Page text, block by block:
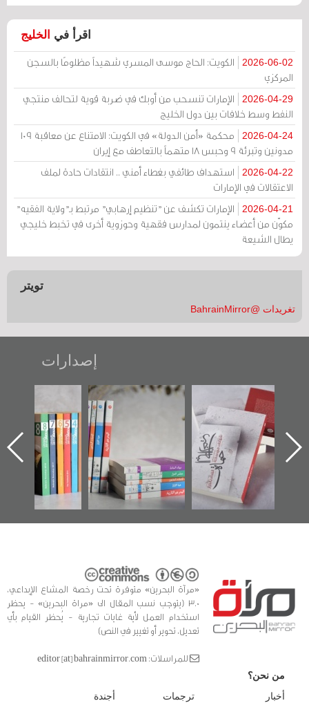
اقرأ في الخليج
2026-06-02
الكويت: الحاج موسى المسري شهيداً مظلومًا بالسجن
المركزي
2026-04-29
الإمارات تنسحب من أوبك في ضربة قوية لتحالف منتجي
النفط وسط خلافات بين دول الخليج
2026-04-24
محكمة «أمن الدولة» في الكويت: الامتناع عن معاقبة 109
مدونين وتبرئة 9 وحبس 18 متهماً بالتعاطف مع إيران
2026-04-22
استهداف طائفي بغطاء أمني .. انتقادات حادة لملف
الاعتقالات في الإمارات
2026-04-21
الإمارات تكشف عن "تنظيم إرهابي" مرتبط بـ"ولاية الفقيه"
مكوّن من أعضاء ينتمون لمدارس فقهية وحوزوية أخرى في تخبط خليجي
يطال الشيعة
تويتر
تغريدات @BahrainMirror
إصدارات
"حماة الباب الأخير":
الإصدار الأول عن
اعتصام الدراز
وأحداث ساحة
الفداء لمركز أوال
للدراسات والتوثيق
تصنيف موضوعي
للوثائق البريطانية
يقدمه «مركز أوال»
في سلسلة من 5
كتب
تصدر حصاد
الساحات 2019
«مرآة البحرين» متوفرة تحت رخصة المشاع الإبداعي،
3.0 (يتوجب نسب المقال الى «مراة البحرين» - يحظر
استخدام العمل لأية غايات تجارية - يُحظر القيام بأي
تعديل، تحوير أو تغيير في النص)
للمراسلات: editor [at] bahrainmirror.com
من نحن؟
أخبار
ترجمات أجندة